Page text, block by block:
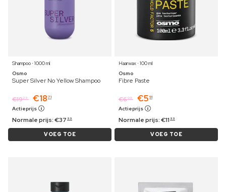
Shampoo ⋅ 1000 ml
Osmo
Super Silver No Yellow Shampoo
€1929 €18 71
Actieprijs
Normale prijs:€37 99
VOEG TOE
Haarwax ⋅ 100 ml
Osmo
Fibre Paste
€609 €5 91
Actieprijs
Normale prijs:€11 99
VOEG TOE